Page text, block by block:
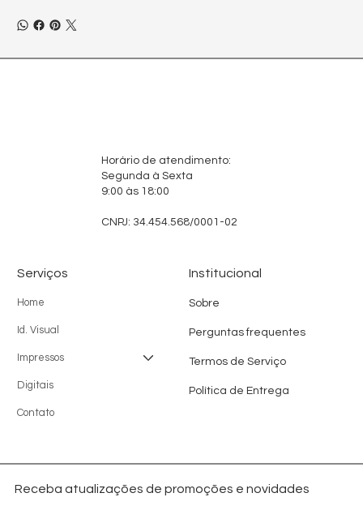
Horário de atendimento:
Segunda à Sexta
9:00 às 18:00
CNPJ: 34.454.568/0001-02
Serviços
Home
Id. Visual
Impressos
Digitais
Contato
Institucional
Sobre
Perguntas frequentes
Termos de Serviço
Política de Entrega
Receba atualizações de promoções e novidades